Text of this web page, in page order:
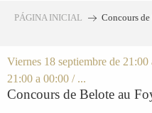
principal
PÁGINA INICIAL Concours
Viernes 18 septiembre de
21:00 a 00:00 / ...
Concours de Belote au